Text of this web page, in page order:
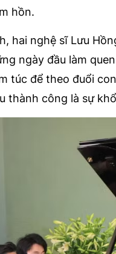
hồn.
hai nghệ sĩ Lưu
ngày đầu làm
túc để theo đuổi
thành công là sự